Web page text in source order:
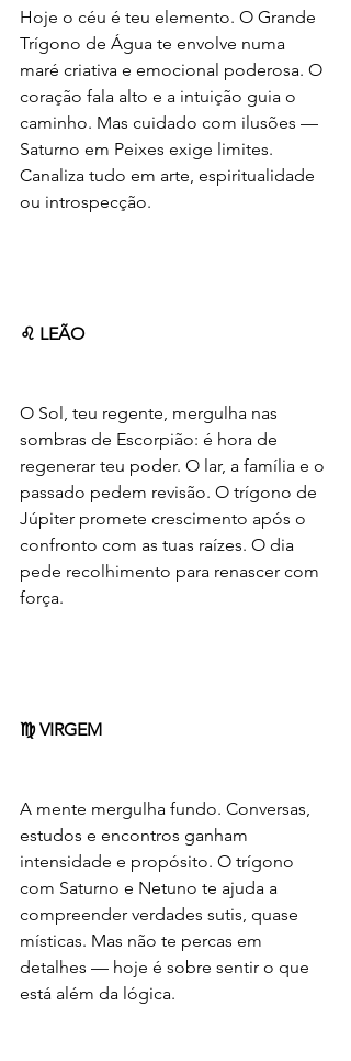
Hoje o céu é teu elemento. O Grande
Trígono de Água te envolve numa
maré criativa e emocional poderosa. O
coração fala alto e a intuição guia o
caminho. Mas cuidado com ilusões —
Saturno em Peixes exige limites.
Canaliza tudo em arte, espiritualidade
ou introspecção.
♌ LEÃO
O Sol, teu regente, mergulha nas
sombras de Escorpião: é hora de
regenerar teu poder. O lar, a família e o
passado pedem revisão. O trígono de
Júpiter promete crescimento após o
confronto com as tuas raízes. O dia
pede recolhimento para renascer com
força.
♍ VIRGEM
A mente mergulha fundo. Conversas,
estudos e encontros ganham
intensidade e propósito. O trígono
com Saturno e Netuno te ajuda a
compreender verdades sutis, quase
místicas. Mas não te percas em
detalhes — hoje é sobre sentir o que
está além da lógica.